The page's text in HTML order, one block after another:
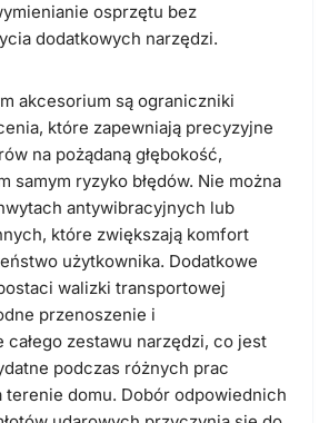
osprzętu bez
dodatkowych narzędzi.
akcesorium są ograniczniki
które zapewniają precyzyjne
na pożądaną głębokość,
samym ryzyko błędów. Nie można
antywibracyjnych lub
które zwiększają komfort
użytkownika. Dodatkowe
walizki transportowej
przenoszenie i
całego zestawu narzędzi, co jest
podczas różnych prac
terenie domu. Dobór odpowiednich